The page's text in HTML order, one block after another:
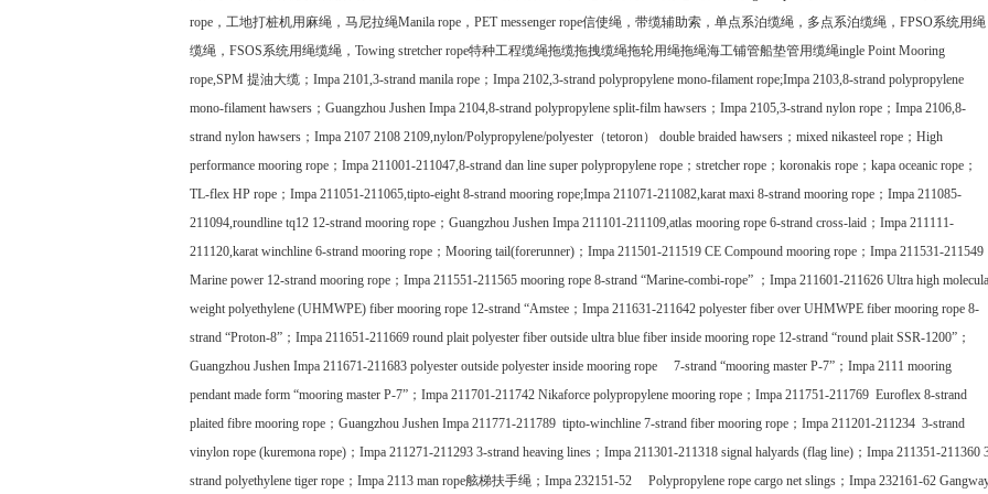
rope ，工地打桩机用麻绳，马尼拉绳Manila rope ， PET messenger rope信使绳，带缆辅助索，单点系泊缆绳，多点系泊缆绳， FPSO系统用绳
缆绳， FSOS系统用绳缆绳， Towing stretcher rope特种工程缆绳拖缆拖拽缆绳拖轮用绳拖绳海工铺管船垫管用缆绳ingle Point Mooring
rope,SPM 提油大缆； Impa 2101,3-strand manila rope ； Impa 2102,3-strand polypropylene mono-filament rope;Impa 2103,8-strand polypropylene
mono-filament hawsers ； Guangzhou Jushen Impa 2104,8-strand polypropylene split-film hawsers ； Impa 2105,3-strand nylon rope ； Impa 2106,8-
strand nylon hawsers ； Impa 2107 2108 2109,nylon/Polypropylene/polyester （tetoron） double braided hawsers ； mixed nikasteel rope ； High
performance mooring rope ； Impa 211001-211047,8-strand dan line super polypropylene rope ； stretcher rope ； koronakis rope ； kapa oceanic rope ；
TL-flex HP rope ； Impa 211051-211065,tipto-eight 8-strand mooring rope;Impa 211071-211082,karat maxi 8-strand mooring rope ； Impa 211085-
211094,roundline tq12 12-strand mooring rope ； Guangzhou Jushen Impa 211101-211109,atlas mooring rope 6-strand cross-laid ； Impa 211111-
211120,karat winchline 6-strand mooring rope ； Mooring tail(forerunner) ； Impa 211501-211519 CE Compound mooring rope ； Impa 211531-211549
Marine power 12-strand mooring rope ； Impa 211551-211565 mooring rope 8-strand “Marine-combi-rope” ； Impa 211601-211626 Ultra high
weight polyethylene (UHMWPE) fiber mooring rope 12-strand “Amstee ； Impa 211631-211642 polyester fiber over UHMWPE fiber mooring rope 8-
strand “Proton-8” ； Impa 211651-211669 round plait polyester fiber outside ultra blue fiber inside mooring rope 12-strand “round plait SSR-1200” ；
Guangzhou Jushen Impa 211671-211683 polyester outside polyester inside mooring rope 7-strand “mooring master P-7” ； Impa 2111 mooring
pendant made form “mooring master P-7” ； Impa 211701-211742 Nikaforce polypropylene mooring rope ； Impa 211751-211769 Euroflex 8-strand
plaited fibre mooring rope ； Guangzhou Jushen Impa 211771-211789 tipto-winchline 7-strand fiber mooring rope ； Impa 211201-211234 3-strand
vinylon rope (kuremona rope) ； Impa 211271-211293 3-strand heaving lines ； Impa 211301-211318 signal halyards (flag line) ； Impa 211351-211360
strand polyethylene tiger rope ； Impa 2113 man rope舷梯扶手绳； Impa 232151-52 Polypropylene rope cargo net slings ； Impa 232161-62